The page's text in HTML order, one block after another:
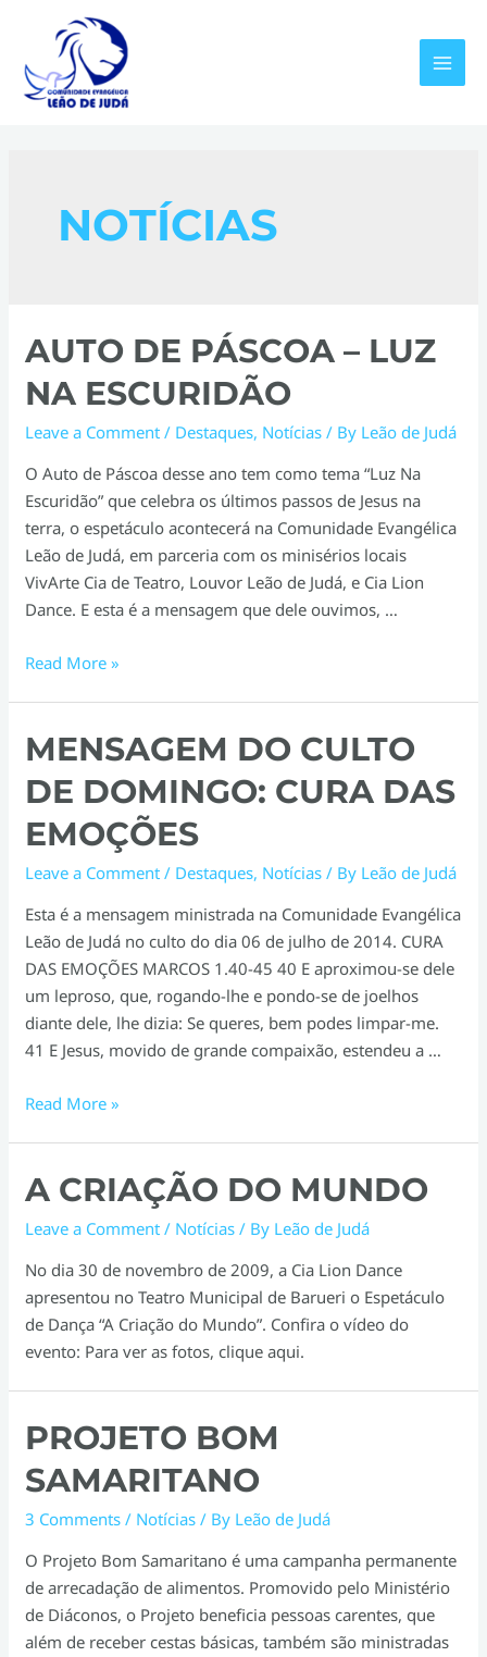
content
NOTÍCIAS
AUTO DE PÁSCOA – LUZ
NA ESCURIDÃO
Leave a Comment / Destaques, Notícias / By Leão de Judá
O Auto de Páscoa desse ano tem como tema “Luz Na
Escuridão” que celebra os últimos passos de Jesus na
terra, o espetáculo acontecerá na Comunidade Evangélica
Leão de Judá, em parceria com os minisérios locais
VivArte Cia de Teatro, Louvor Leão de Judá, e Cia Lion
Dance. E esta é a mensagem que dele ouvimos, …
Auto
–
na
escuridão
Read More »
MENSAGEM DO CULTO
DE DOMINGO: CURA DAS
EMOÇÕES
Leave a Comment / Destaques, Notícias / By Leão de Judá
Esta é a mensagem ministrada na Comunidade Evangélica
Leão de Judá no culto do dia 06 de julho de 2014. CURA
DAS EMOÇÕES MARCOS 1.40-45 40 E aproximou-se dele
um leproso, que, rogando-lhe e pondo-se de joelhos
diante dele, lhe dizia: Se queres, bem podes limpar-me.
41 E Jesus, movido de grande compaixão, estendeu a …
Mensagem
de
Cura
das
emoções
Read More »
A CRIAÇÃO DO MUNDO
Leave a Comment / Notícias / By Leão de Judá
No dia 30 de novembro de 2009, a Cia Lion Dance
apresentou no Teatro Municipal de Barueri o Espetáculo
de Dança “A Criação do Mundo”. Confira o vídeo do
evento: Para ver as fotos, clique aqui.
PROJETO BOM
SAMARITANO
3 Comments / Notícias / By Leão de Judá
O Projeto Bom Samaritano é uma campanha permanente
de arrecadação de alimentos. Promovido pelo Ministério
de Diáconos, o Projeto beneficia pessoas carentes, que
além de receber cestas básicas, também são ministradas